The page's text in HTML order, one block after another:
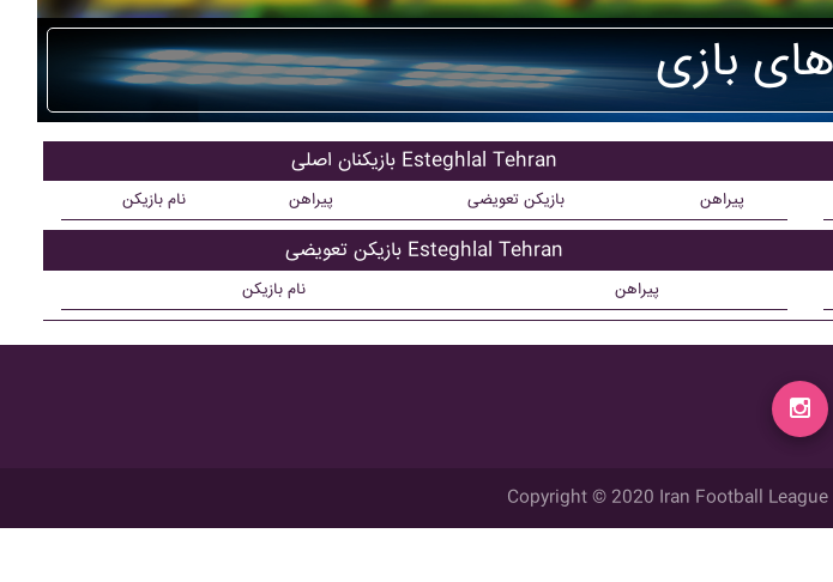
بازی
بازیکنان اصلی Esteghlal Tehran
نام بازیکن پیراهن بازیکن تعویضی پیراهن
بازیکن تعویضی Esteghlal Tehran
نام بازیکن پیراهن
Copyright © 2020 Iran Football